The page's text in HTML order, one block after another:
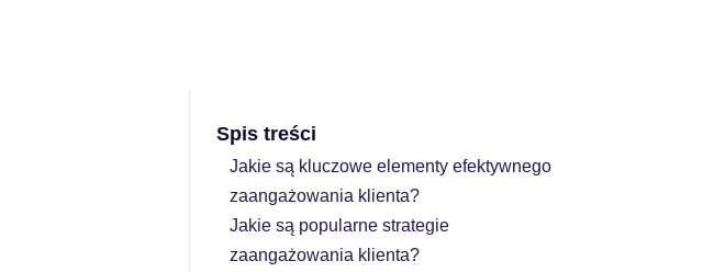
Spis treści
Jakie są kluczowe elementy efektywnego
zaangażowania klienta?
Jakie są popularne strategie
zaangażowania klienta?